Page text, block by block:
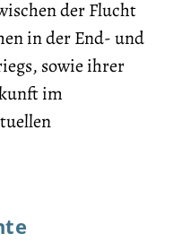
der Flucht
in der End- und
sowie ihrer
im